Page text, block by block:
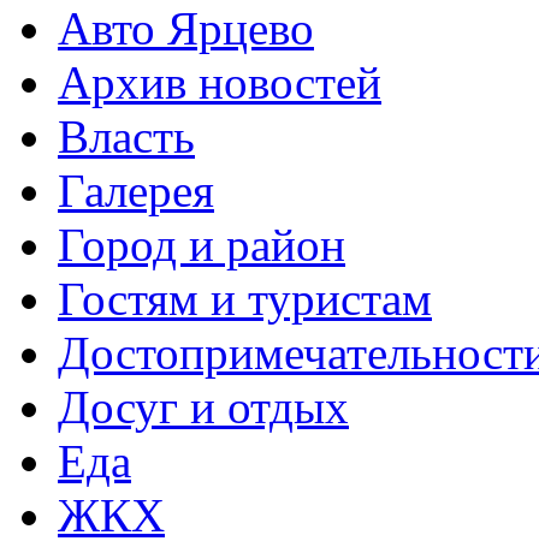
Авто Ярцево
Архив новостей
Власть
Галерея
Город и район
Гостям и туристам
Досуг и отдых
Еда
ЖКХ